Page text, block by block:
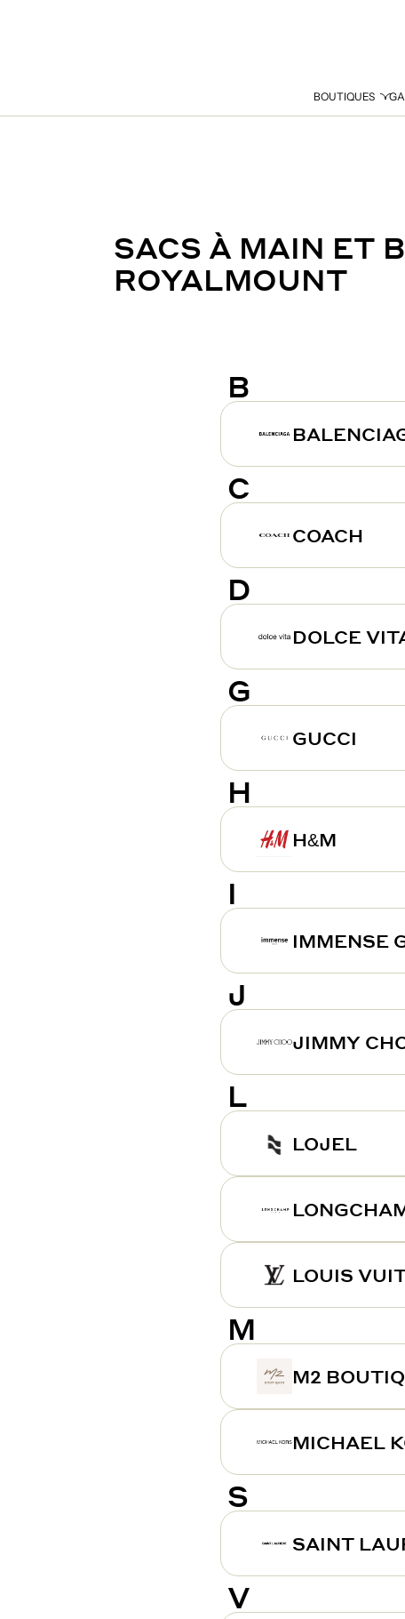
BOUTIQUES
SACS À MAIN ET
ROYALMOUNT
B
C
COACH
D
DOLCE
G
GUCCI
H
H&M
I
IMMENSE
J
JIMMY
L
LOJEL
LOUIS
M
M2
MICHAEL
S
SAINT
V